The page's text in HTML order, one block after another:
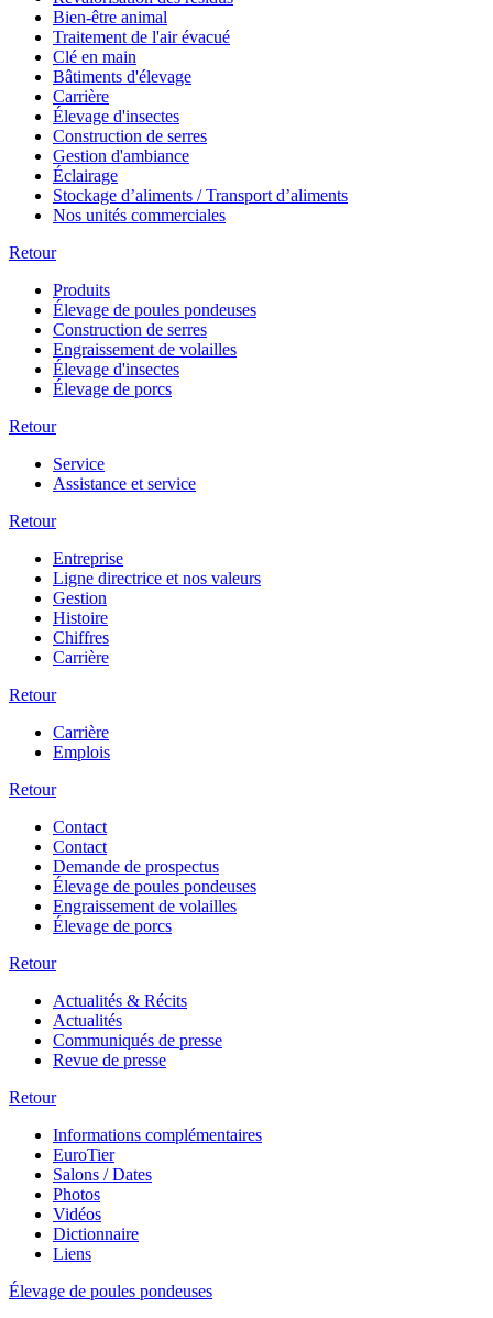
Bien-être animal
Traitement de l'air évacué
Clé en main
Bâtiments d'élevage
Carrière
Élevage d'insectes
Construction de serres
Gestion d'ambiance
Éclairage
Stockage d’aliments / Transport d’aliments
Nos unités commerciales
Retour
Produits
Élevage de poules pondeuses
Construction de serres
Engraissement de volailles
Élevage d'insectes
Élevage de porcs
Retour
Service
Assistance et service
Retour
Entreprise
Ligne directrice et nos valeurs
Gestion
Histoire
Chiffres
Carrière
Retour
Carrière
Emplois
Retour
Contact
Contact
Demande de prospectus
Élevage de poules pondeuses
Engraissement de volailles
Élevage de porcs
Retour
Actualités & Récits
Actualités
Communiqués de presse
Revue de presse
Retour
Informations complémentaires
EuroTier
Salons / Dates
Photos
Vidéos
Dictionnaire
Liens
Élevage de poules pondeuses